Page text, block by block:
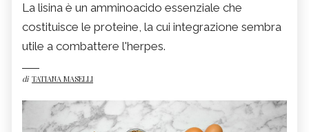
La lisina è un amminoacido essenziale che
costituisce le proteine, la cui integrazione sembra
utile a combattere l'herpes.
di TATIANA MASELLI